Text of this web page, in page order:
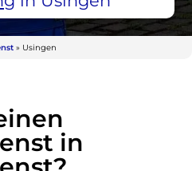
» Usingen
in